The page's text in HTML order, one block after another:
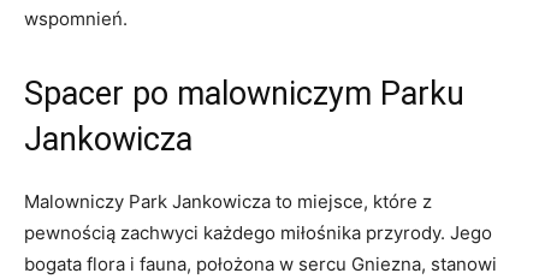
wspomnień.
Spacer po⁤ malowniczym Parku
Jankowicza
Malowniczy‍ Park‍ Jankowicza to miejsce, które z⁤
pewnością zachwyci każdego miłośnika przyrody. Jego
bogata flora i ⁤fauna, położona w sercu ‌Gniezna, stanowi​